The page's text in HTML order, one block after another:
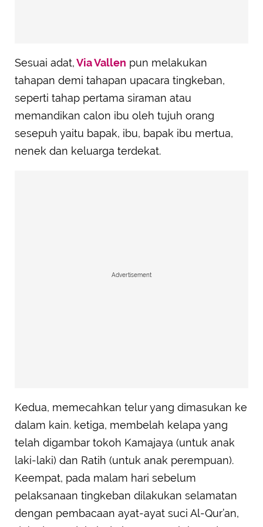
Sesuai adat,Via Vallen pun melakukan
tahapan demi tahapan upacara tingkeban,
seperti tahap pertama siraman atau
memandikan calon ibu oleh tujuh orang
sesepuh yaitu bapak, ibu, bapak ibu mertua,
nenek dan keluarga terdekat.
Advertisement
Kedua, memecahkan telur yang dimasukan ke
dalam kain. ketiga, membelah kelapa yang
telah digambar tokoh Kamajaya (untuk anak
laki-laki) dan Ratih (untuk anak perempuan).
Keempat, pada malam hari sebelum
pelaksanaan tingkeban dilakukan selamatan
dengan pembacaan ayat-ayat suci Al-Qur’an,